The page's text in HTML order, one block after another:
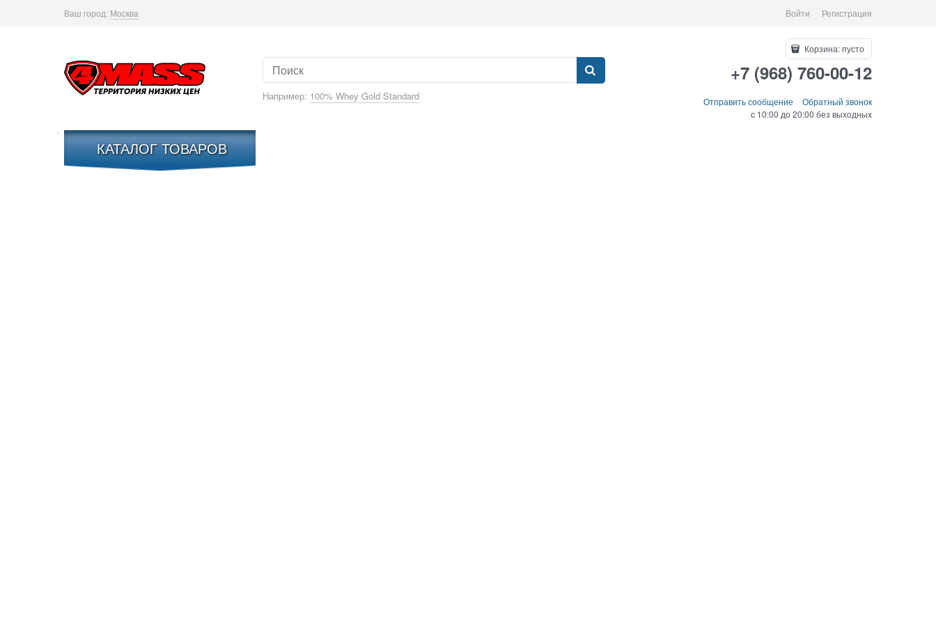
Ваш город: Москва Войти Регистрация
Например: 100% Whey Gold Standard
Корзина:пусто
+7 (968) 760-00-12
Отправить сообщение
Обратный звонок
c 10:00 до 20:00 без выходных
КАТАЛОГ ТОВАРОВ